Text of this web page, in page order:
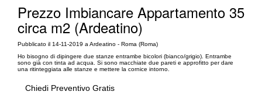
Prezzo Imbiancare Appartamento 35
circa m2 (Ardeatino)
Pubblicato il 14-11-2019 a Ardeatino - Roma (Roma)
Ho bisogno di dipingere due stanze entrambe bicolori (bianco/grigio). Entrambe
sono già con tinta ad acqua. Si sono macchiate due pareti e approfitto per dare
una ritinteggiata alle stanze e mettere la cornice intorno.
Chiedi Preventivo Gratis